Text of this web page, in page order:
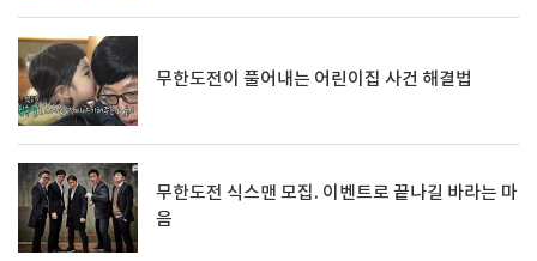
무한도전이 풀어내는 어린이집 사건 해결법
무한도전 식스맨 모집. 이벤트로 끝나길 바라는 마
음